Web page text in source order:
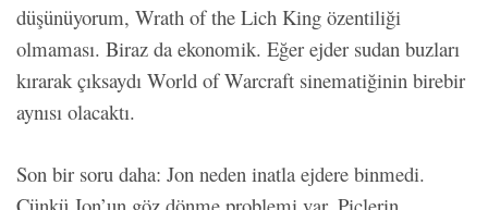
düşünüyorum, Wrath of the Lich King özentiliği
olmaması. Biraz da ekonomik. Eğer ejder sudan buzları
kırarak çıksaydı World of Warcraft sinematiğinin birebir
aynısı olacaktı.
Son bir soru daha: Jon neden inatla ejdere binmedi.